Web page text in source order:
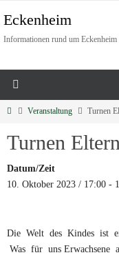
Eckenheim
Informationen rund um Eckenheim
Veranstaltung Turnen
Turnen
Datum/Zeit
10. Oktober 2023 / 17:00 -
Die Welt des Kindes ist
Was für uns Erwachsene